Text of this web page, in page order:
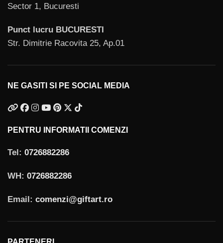
Sector 1, Bucuresti
Punct lucru BUCURESTI
Str. Dimitrie Racovita 25, Ap.01
NE GASITI SI PE SOCIAL MEDIA
PENTRU INFORMATII COMENZI
Tel: 0726882286
WH: 0726882286
Email: comenzi@giftart.ro